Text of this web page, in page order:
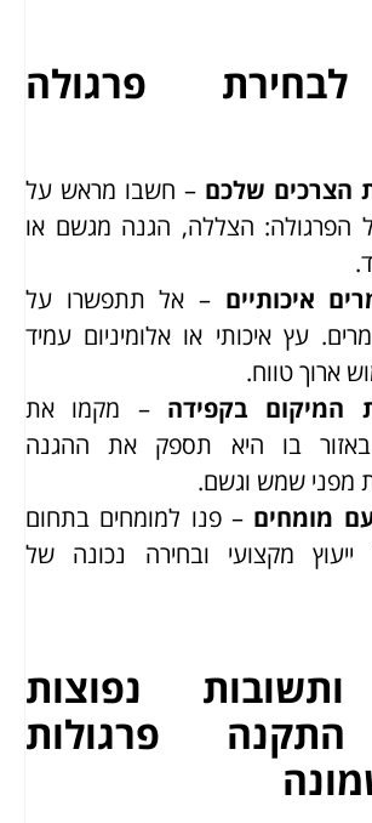
פרגולה
הצרכים שלכם – חשבו מראש על
הפרגולה: הצללה, הגנה מגשם או
איכותיים – אל תתפשרו על
עץ איכותי או אלומיניום עמיד
ארוך טווח.
המיקום בקפידה – מקמו את
באזור בו היא תספק את ההגנה
מפני שמש וגשם.
מומחים – פנו למומחים בתחום
מקצועי ובחירה נכונה של
נפוצות
פרגולות